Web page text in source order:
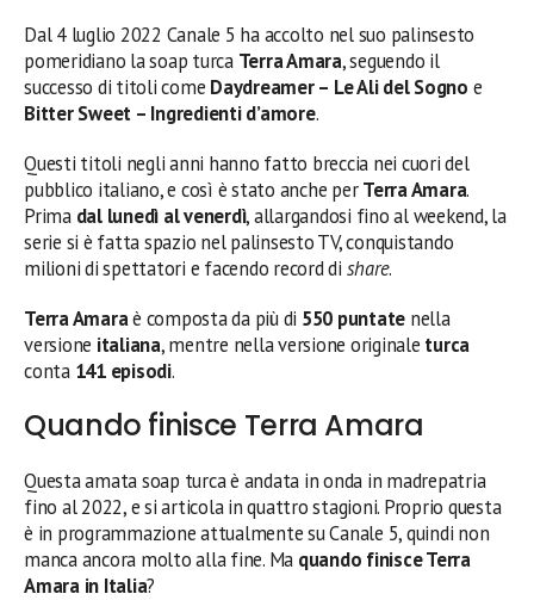
Dal 4 luglio 2022 Canale 5 ha accolto nel suo palinsesto
pomeridiano la soap turca Terra Amara, seguendo il
successo di titoli come Daydreamer – Le Ali del Sogno e
Bitter Sweet – Ingredienti d’amore.
Questi titoli negli anni hanno fatto breccia nei cuori del
pubblico italiano, e così è stato anche perTerra Amara.
Prima dal lunedì al venerdì, allargandosi fino al weekend, la
serie si è fatta spazio nel palinsesto TV, conquistando
milioni di spettatori e facendo record di share.
Terra Amaraè composta da più di 550 puntate nella
versione italiana, mentre nella versione originale turca
conta 141 episodi.
Quando finisce Terra Amara
Questa amata soap turca è andata in onda in madrepatria
fino al 2022, e si articola in quattro stagioni. Proprio questa
è in programmazione attualmente su Canale 5, quindi non
manca ancora molto alla fine. Ma quando finisce Terra
Amara in Italia?